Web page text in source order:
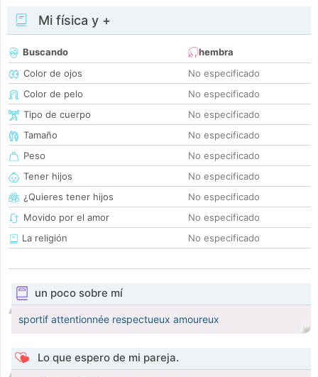
Mi física y +
Buscando
hembra
Color de ojos
No especificado
Color de pelo
No especificado
Tipo de cuerpo
No especificado
Tamaño
No especificado
Peso
No especificado
Tener hijos
No especificado
¿Quieres tener hijos
No especificado
Movido por el amor
No especificado
La religión
No especificado
un poco sobre mí
sportif attentionnée respectueux amoureux
Lo que espero de mi pareja.